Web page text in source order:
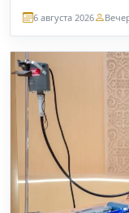
6 августа 2026